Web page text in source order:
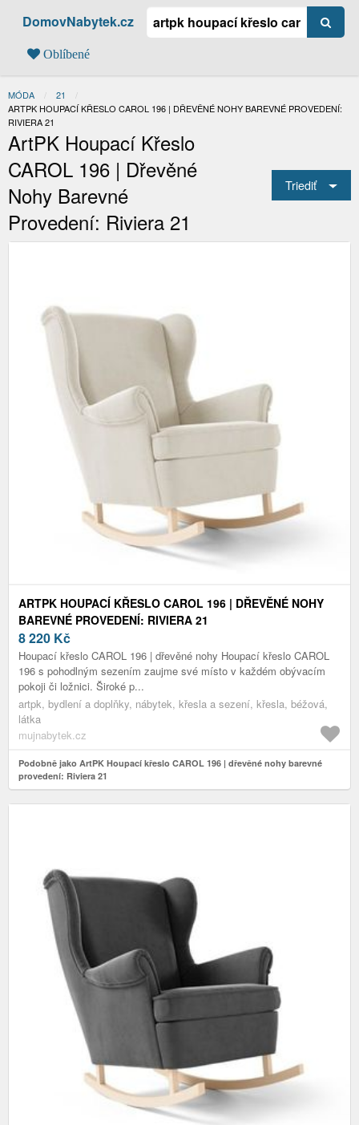
DomovNabytek.cz
Oblíbené
MÓDA
21
AKTUÁLNÍ:
ARTPK HOUPACÍ KŘESLO CAROL 196 | DŘEVĚNÉ NOHY BAREVNÉ PROVEDENÍ:
RIVIERA 21
ArtPK Houpací Křeslo
CAROL 196 | Dřevěné
Nohy Barevné
Provedení: Riviera 21
Triediť
ARTPK HOUPACÍ KŘESLO CAROL 196 | DŘEVĚNÉ NOHY
BAREVNÉ PROVEDENÍ: RIVIERA 21
8 220 Kč
Houpací křeslo CAROL 196 | dřevěné nohy Houpací křeslo CAROL
196 s pohodlným sezením zaujme své místo v každém obývacím
pokoji či ložnici. Široké p...
artpk, bydlení a doplňky, nábytek, křesla a sezení, křesla, béžová,
látka
mujnabytek.cz
Podobně jako ArtPK Houpací křeslo CAROL 196 | dřevěné nohy barevné
provedení: Riviera 21